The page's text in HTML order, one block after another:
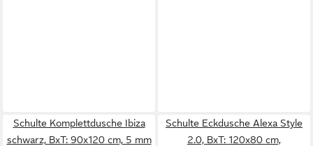
Schulte Komplettdusche Ibiza
schwarz, BxT: 90x120 cm, 5 mm
Schulte Eckdusche Alexa Style
2.0, BxT: 120x80 cm,